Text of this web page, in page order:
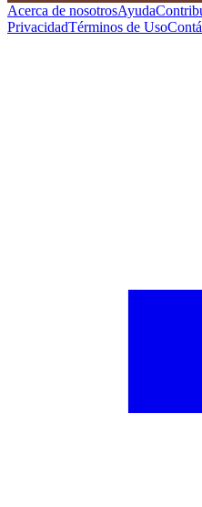
Acerca de nosotrosAyuda
PrivacidadTérminos de Uso